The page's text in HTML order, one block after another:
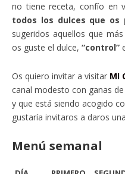
no tiene receta, confío en
todos los dulces que os
sugeridos aquellos que
os guste el dulce, “control”
Os quiero invitar a visitar MI
canal modesto con ganas
y que está siendo acogido
gustaría invitaros a daros
Menú semanal